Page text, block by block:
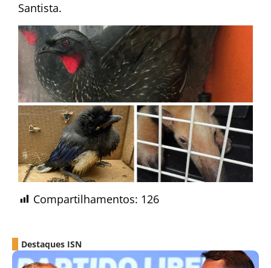
Santista.
Compartilhamentos: 126
Destaques ISN